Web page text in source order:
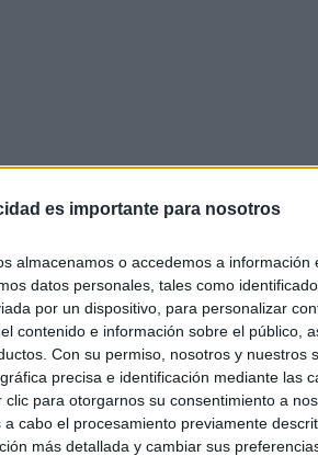
es importante para nosotros
almacenamos o accedemos a información
datos personales, tales como
por un dispositivo, para personalizar
contenido e información sobre el público,
Con su permiso, nosotros y nuestros
precisa e identificación mediante las
clic para otorgarnos su consentimiento a
cabo el procesamiento previamente
más detallada y cambiar sus